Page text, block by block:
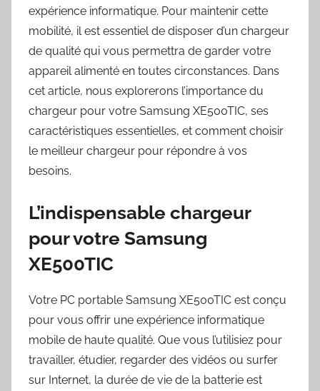
expérience informatique. Pour maintenir cette
mobilité, il est essentiel de disposer d’un chargeur
de qualité qui vous permettra de garder votre
appareil alimenté en toutes circonstances. Dans
cet article, nous explorerons l’importance du
chargeur pour votre Samsung XE500TIC, ses
caractéristiques essentielles, et comment choisir
le meilleur chargeur pour répondre à vos
besoins.
L’indispensable chargeur
pour votre Samsung
XE500TIC
Votre PC portable Samsung XE500TIC est conçu
pour vous offrir une expérience informatique
mobile de haute qualité. Que vous l’utilisiez pour
travailler, étudier, regarder des vidéos ou surfer
sur Internet, la durée de vie de la batterie est